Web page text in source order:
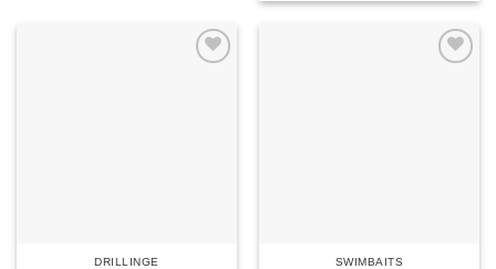
DRILLINGE SWIMBAITS